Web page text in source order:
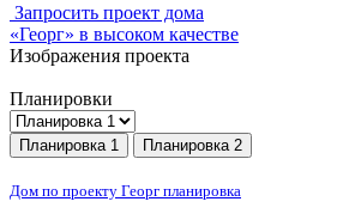
Запросить проект дома
«Георг» в высоком качестве
Изображения проекта
Планировки
Планировка 1 Планировка 2
Дом по проекту Георг планировка